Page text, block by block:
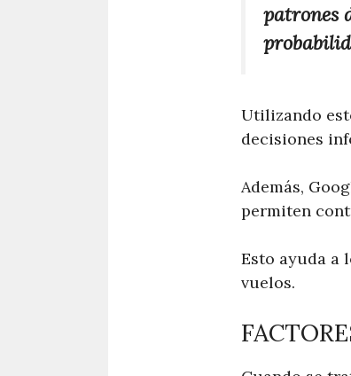
patrones
Utilizando
decisiones
Además,
permiten
Esto ayuda a
vuelos.